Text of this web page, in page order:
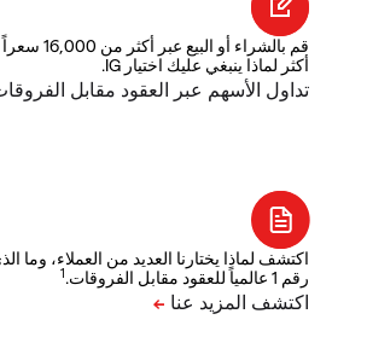
قم بالشراء أو
أكثر لماذا ينبغي عليك اختيار IG.
اكتشف لماذا يختارنا العديد من العملاء، وما
رقم 1 عالمياً للعقود مقابل الفروقات.
1